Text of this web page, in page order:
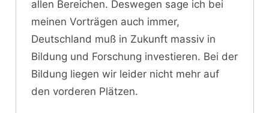
allen Bereichen. Deswegen sage ich bei
meinen Vorträgen auch immer,
Deutschland muß in Zukunft massiv in
Bildung und Forschung investieren. Bei der
Bildung liegen wir leider nicht mehr auf
den vorderen Plätzen.